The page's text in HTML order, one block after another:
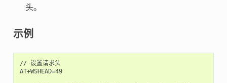
头。
示例
// 设置请求头
AT+WSHEAD=49